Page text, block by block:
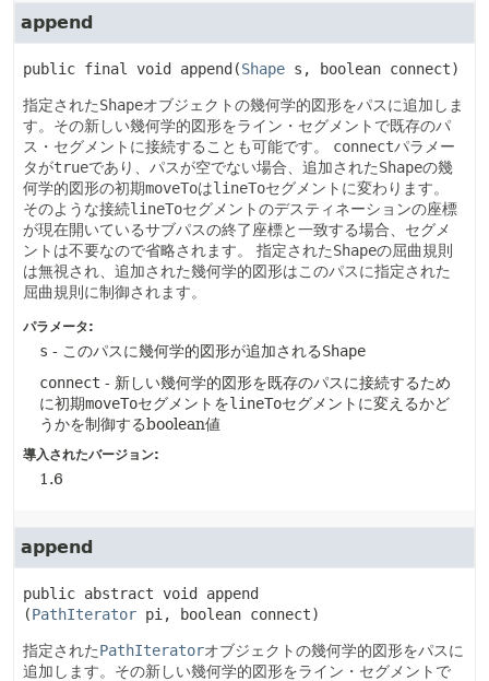
append
public final void append (Shape s, boolean connect)
指定されたShapeオブジェクトの幾何学的図形をパスに追加しま
す。その新しい幾何学的図形をライン・セグメントで既存のパ
ス・セグメントに接続することも可能です。
connectパラメー
タがtrueであり、パスが空でない場合、追加されたShapeの幾
何学的図形の初期moveToはlineToセグメントに変わります。
そのような接続lineToセグメントのデスティネーションの座標
が現在開いているサブパスの終了座標と一致する場合、セグメ
ントは不要なので省略されます。
指定されたShapeの屈曲規則
は無視され、追加された幾何学的図形はこのパスに指定された
屈曲規則に制御されます。
パラメータ:
s - このパスに幾何学的図形が追加されるShape
connect - 新しい幾何学的図形を既存のパスに接続するため
に初期moveToセグメントをlineToセグメントに変えるかど
うかを制御するboolean値
導入されたバージョン:
1.6
append
public abstract void
append
(PathIterator pi, boolean connect)
指定されたPathIteratorオブジェクトの幾何学的図形をパスに
追加します。その新しい幾何学的図形をライン・セグメントで